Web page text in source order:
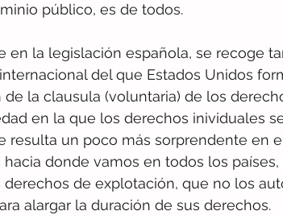
público, es de todos.
en la legislación española, se recoge
del que Estados Unidos
la clausula (voluntaria) de los
en la que los derechos inividuales
resulta un poco más sorprendente en
donde vamos en todos los
de explotación, que no los
alargar la duración de sus derechos.